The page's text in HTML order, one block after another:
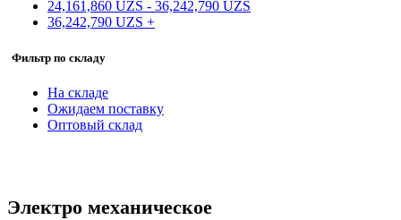
24,161,860 UZS - 36,242,790 UZS
36,242,790 UZS +
Фильтр по складу
На складе
Ожидаем поставку
Оптовый склад
Электро механическое